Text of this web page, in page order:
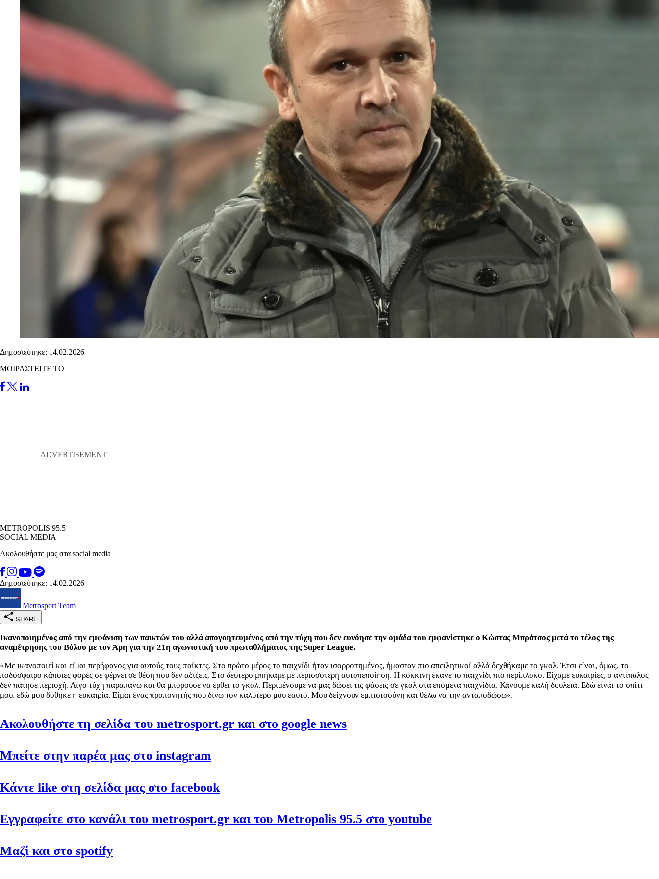
Δημοσιεύτηκε: 14.02.2026
ΜΟΙΡΑΣΤΕΙΤΕ ΤΟ
METROPOLIS 95.5
SOCIAL MEDIA
Ακολουθήστε μας στα social media
Δημοσιεύτηκε: 14.02.2026
Metrosport Team
SHARE
Ικανοποιημένος από την εμφάνιση των παικτών του αλλά απογοητευμένος από την τύχη που δεν ευνόησε την ομάδα του εμφανίστηκε ο Κώστας Μπράτσος μετά το τέλος της
αναμέτρησης του Βόλου με τον Άρη για την 21η αγωνιστική του πρωταθλήματος της Super League.
«Με ικανοποιεί και είμαι περήφανος για αυτούς τους παίκτες. Στο πρώτο μέρος το παιχνίδι ήταν ισορροπημένος, ήμασταν πιο απειλητικοί αλλά δεχθήκαμε το γκολ. Έτσι είναι, όμως, το
ποδόσφαιρο κάποιες φορές σε φέρνει σε θέση που δεν αξίζεις. Στο δεύτερο μπήκαμε με περισσότερη αυτοπεποίηση. Η κόκκινη έκανε το παιχνίδι πιο περίπλοκο. Είχαμε ευκαιρίες, ο αντίπαλος
δεν πάτησε περιοχή. Λίγο τύχη παραπάνω και θα μπορούσε να έρθει το γκολ. Περιμένουμε να μας δώσει τις φάσεις σε γκολ στα επόμενα παιχνίδια. Κάνουμε καλή δουλειά. Εδώ είναι το σπίτι
μου, εδώ μου δόθηκε η ευκαιρία. Είμαι ένας προπονητής που δίνω τον καλύτερο μου εαυτό. Μου δείχνουν εμπιστοσύνη και θέλω να την ανταποδώσω».
Ακολουθήστε τη σελίδα του metrosport.gr και στο google news
Μπείτε στην παρέα μας στο instagram
Κάντε like στη σελίδα μας στο facebook
Εγγραφείτε στο κανάλι του metrosport.gr και του Metropolis 95.5 στο youtube
Μαζί και στο spotify